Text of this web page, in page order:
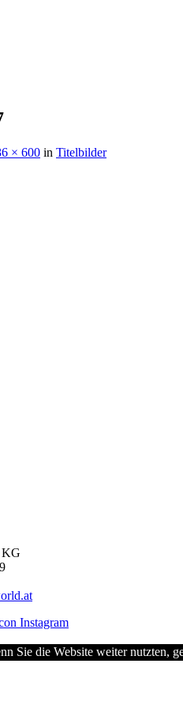
× 600 in Titelbilder
KG
Sie die Website weiter nutzten,